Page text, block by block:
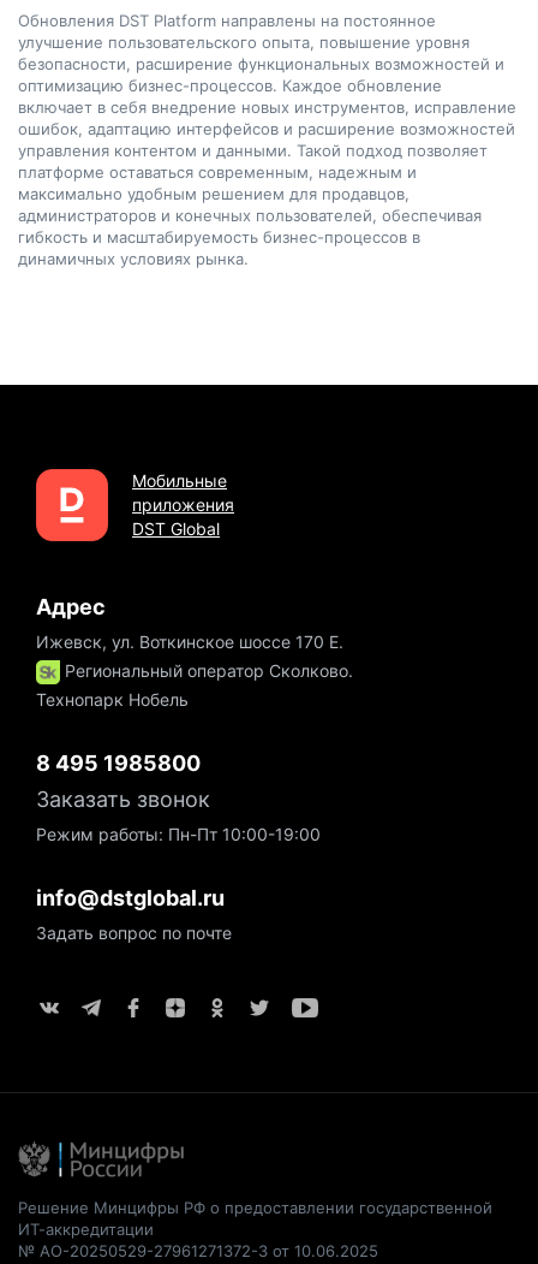
Обновления DST Platform направлены на постоянное
улучшение пользовательского опыта, повышение уровня
безопасности, расширение функциональных возможностей и
оптимизацию бизнес-процессов. Каждое обновление
включает в себя внедрение новых инструментов, исправление
ошибок, адаптацию интерфейсов и расширение возможностей
управления контентом и данными. Такой подход позволяет
платформе оставаться современным, надежным и
максимально удобным решением для продавцов,
администраторов и конечных пользователей, обеспечивая
гибкость и масштабируемость бизнес-процессов в
динамичных условиях рынка.
Мобильные
приложения
DST Global
Адрес
Ижевск, ул. Воткинское шоссе 170 Е.
Региональный оператор Сколково.
Технопарк Нобель
8 495 1985800
Заказать звонок
Режим работы: Пн-Пт 10:00-19:00
info@dstglobal.ru
Задать вопрос по почте
Решение Минцифры РФ о предоставлении государственной
ИТ-аккредитации
№ АО-20250529-27961271372-3 от 10.06.2025